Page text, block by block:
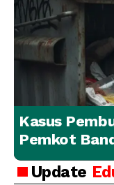
Kasus
Pemkot
Penanganan
Bertanggung
Update